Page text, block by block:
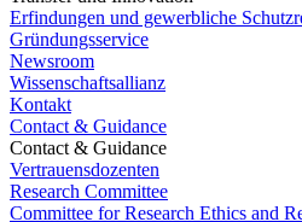
Erfindungen und gewerbliche
Gründungsservice
Newsroom
Wissenschaftsallianz
Kontakt
Contact & Guidance
Contact & Guidance
Vertrauensdozenten
Research Committee
Committee for Research Ethics and